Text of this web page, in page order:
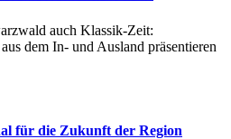
auch Klassik-Zeit:
dem In- und Ausland präsentieren
für die Zukunft der Region